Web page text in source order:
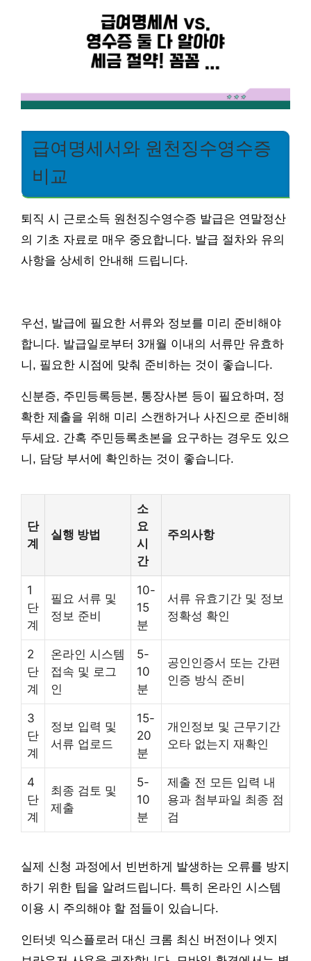
급여명세서와 원천징수영수증
비교
퇴직 시 근로소득 원천징수영수증 발급은 연말정산
의 기초 자료로 매우 중요합니다. 발급 절차와 유의
사항을 상세히 안내해 드립니다.
우선, 발급에 필요한 서류와 정보를 미리 준비해야
합니다. 발급일로부터 3개월 이내의 서류만 유효하
니, 필요한 시점에 맞춰 준비하는 것이 좋습니다.
신분증, 주민등록등본, 통장사본 등이 필요하며, 정
확한 제출을 위해 미리 스캔하거나 사진으로 준비해
두세요. 간혹 주민등록초본을 요구하는 경우도 있으
니, 담당 부서에 확인하는 것이 좋습니다.
단
계
실행 방법
소
요
시
간
주의사항
1
단
계
필요 서류 및
정보 준비
10-
15
분
서류 유효기간 및 정보
정확성 확인
2
단
계
온라인 시스템
접속 및 로그
인
5-
10
분
공인인증서 또는 간편
인증 방식 준비
3
단
계
정보 입력 및
서류 업로드
15-
20
분
개인정보 및 근무기간
오타 없는지 재확인
4
단
계
최종 검토 및
제출
5-
10
분
제출 전 모든 입력 내
용과 첨부파일 최종 점
검
실제 신청 과정에서 빈번하게 발생하는 오류를 방지
하기 위한 팁을 알려드립니다. 특히 온라인 시스템
이용 시 주의해야 할 점들이 있습니다.
인터넷 익스플로러 대신 크롬 최신 버전이나 엣지